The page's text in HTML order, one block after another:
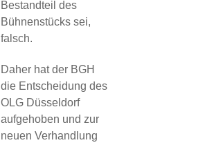
Bestandteil des
Bühnenstücks sei,
falsch.
Daher hat der BGH
die Entscheidung des
OLG Düsseldorf
aufgehoben und zur
neuen Verhandlung